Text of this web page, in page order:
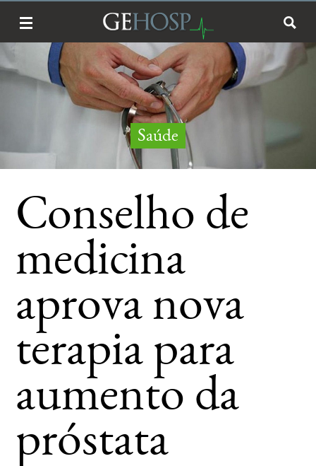
Saúde
Conselho de
medicina
aprova nova
terapia para
aumento da
próstata